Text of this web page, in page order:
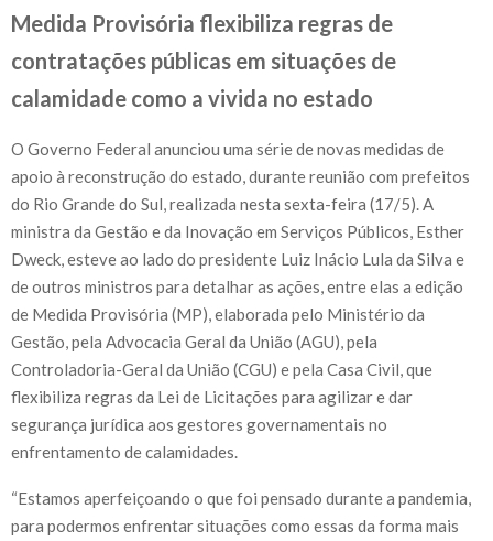
Medida Provisória flexibiliza regras de
contratações públicas em situações de
calamidade como a vivida no estado
O Governo Federal anunciou uma série de novas medidas de
apoio à reconstrução do estado, durante reunião com prefeitos
do Rio Grande do Sul, realizada nesta sexta-feira (17/5). A
ministra da Gestão e da Inovação em Serviços Públicos, Esther
Dweck, esteve ao lado do presidente Luiz Inácio Lula da Silva e
de outros ministros para detalhar as ações, entre elas a edição
de Medida Provisória (MP), elaborada pelo Ministério da
Gestão, pela Advocacia Geral da União (AGU), pela
Controladoria-Geral da União (CGU) e pela Casa Civil, que
flexibiliza regras da Lei de Licitações para agilizar e dar
segurança jurídica aos gestores governamentais no
enfrentamento de calamidades.
“Estamos aperfeiçoando o que foi pensado durante a pandemia,
para podermos enfrentar situações como essas da forma mais